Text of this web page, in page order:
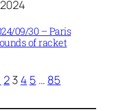
09/30 – Paris
of racket
23 4 5 … 85